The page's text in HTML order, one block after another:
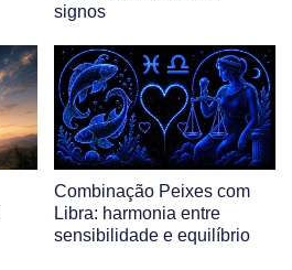
signos
Combinação Peixes com
Libra: harmonia entre
sensibilidade e equilíbrio